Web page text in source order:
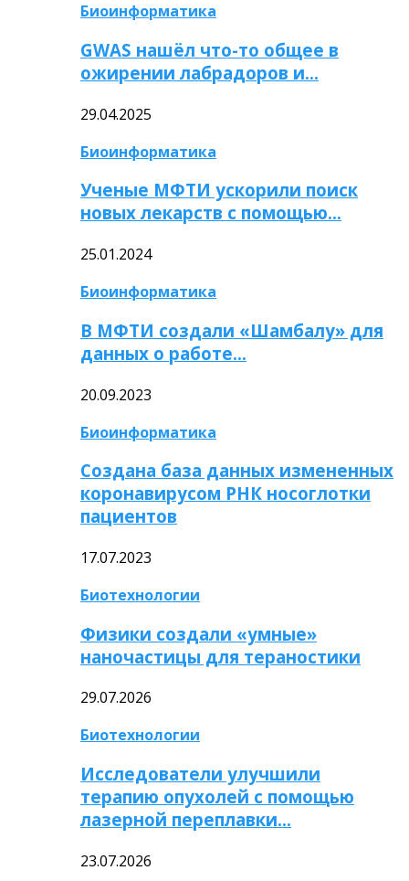
Биоинформатика
GWAS нашёл что-то общее в
ожирении лабрадоров и…
29.04.2025
Биоинформатика
Ученые МФТИ ускорили поиск
новых лекарств с помощью…
25.01.2024
Биоинформатика
В МФТИ создали «Шамбалу» для
данных о работе…
20.09.2023
Биоинформатика
Создана база данных измененных
коронавирусом РНК носоглотки
пациентов
17.07.2023
Биотехнологии
Физики создали «умные»
наночастицы для тераностики
29.07.2026
Биотехнологии
Исследователи улучшили
терапию опухолей с помощью
лазерной переплавки…
23.07.2026